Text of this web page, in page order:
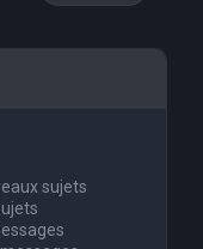
sujets